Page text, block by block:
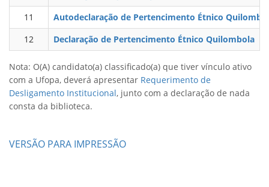
11
Autodeclaração de Pertencimento Étnico
12
Declaração de Pertencimento Étnico Quilombola
Nota: O(A) candidato(a) classificado(a) que tiver vínculo ativo
com a Ufopa, deverá apresentar Requerimento de
Desligamento Institucional, junto com a declaração de nada
consta da biblioteca.
VERSÃO PARA IMPRESSÃO